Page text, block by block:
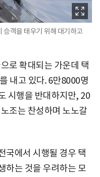
승객을 태우기 위해 대기하고
로 확대되는 가운데 택
내고 있다. 6만8000명
시행을 반대하지만, 20
조는 찬성하며 노노갈
국에서 시행될 경우 택
하는 것을 우려하는 모